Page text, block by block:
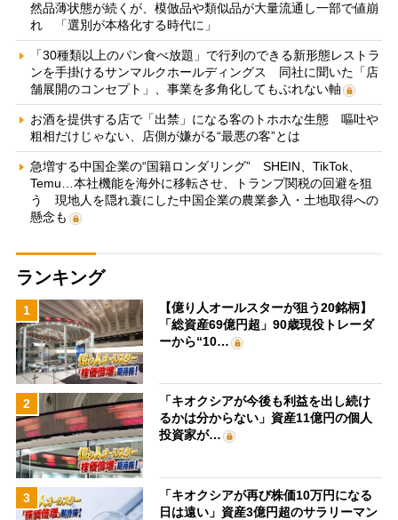
然品薄状態が続くが、模倣品や類似品が大量流通し一部で値崩
れ 「選別が本格化する時代に」
「30種類以上のパン食べ放題」で行列のできる新形態レストラ
ンを手掛けるサンマルクホールディングス 同社に聞いた「店
舗展開のコンセプト」、事業を多角化してもぶれない軸
お酒を提供する店で「出禁」になる客のトホホな生態 嘔吐や
粗相だけじゃない、店側が嫌がる“最悪の客”とは
急増する中国企業の“国籍ロンダリング” SHEIN、TikTok、
Temu…本社機能を海外に移転させ、トランプ関税の回避を狙
う 現地人を隠れ蓑にした中国企業の農業参入・土地取得への
懸念も
ランキング
1
【億り人オールスターが狙う20銘柄】
「総資産69億円超」90歳現役トレーダ
ーから“10…
2
「キオクシアが今後も利益を出し続け
るかは分からない」資産11億円の個人
投資家が…
3
「キオクシアが再び株価10万円になる
日は遠い」資産3億円超のサラリーマン